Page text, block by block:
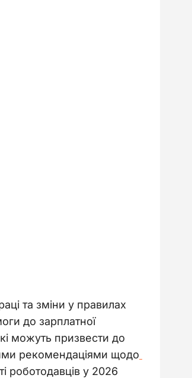
та зміни у правилах
до зарплатної
можуть призвести до
рекомендаціями щодо
роботодавців у 2026